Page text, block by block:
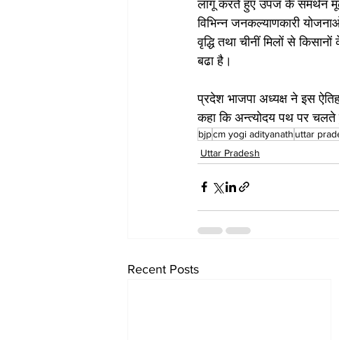
लागू करते हुए उपज के समर्थन
विभिन्न जनकल्याणकारी
वृद्धि तथा चीनीं मिलों से
बढा है।
प्रदेश भाजपा अध्यक्ष ने इस
कहा कि अन्त्योदय पथ पर चलते
bjpcm yogi adityanath uttar
Uttar Pradesh
Recent Posts